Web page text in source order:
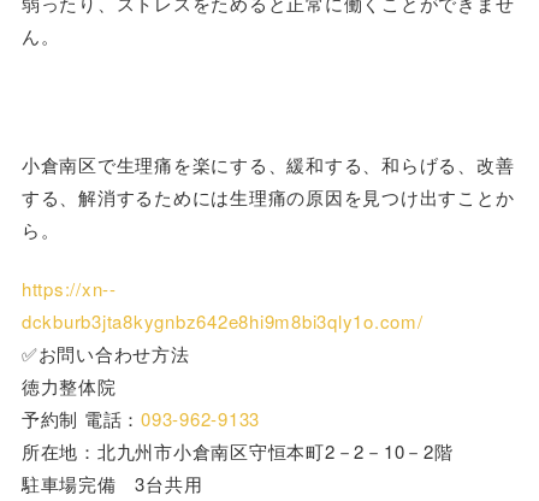
ん。
小倉南区で生理痛を楽にする、緩和する、和らげる、改善
する、解消するためには生理痛の原因を見つけ出すことか
ら。
https://xn--
dckburb3jta8kygnbz642e8hi9m8bi3qly1o.com/
✅お問い合わせ方法
徳力整体院
予約制 電話：093-962-9133
所在地：北九州市小倉南区守恒本町2－2－10－2階
駐車場完備 3台共用